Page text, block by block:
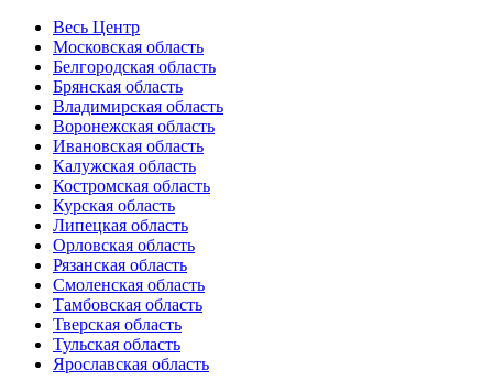
Весь Центр
Московская область
Белгородская область
Брянская область
Владимирская область
Воронежская область
Ивановская область
Калужская область
Костромская область
Курская область
Липецкая область
Орловская область
Рязанская область
Смоленская область
Тамбовская область
Тверская область
Тульская область
Ярославская область